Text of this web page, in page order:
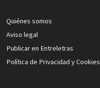
Quiénes somos
Aviso legal
Publicar en Entreletras
Política de Privacidad y Cookies